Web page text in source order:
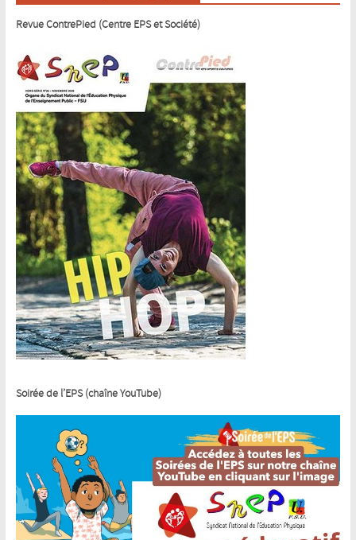
Revue ContrePied (Centre EPS et Société)
Soirée de l’EPS (chaîne YouTube)